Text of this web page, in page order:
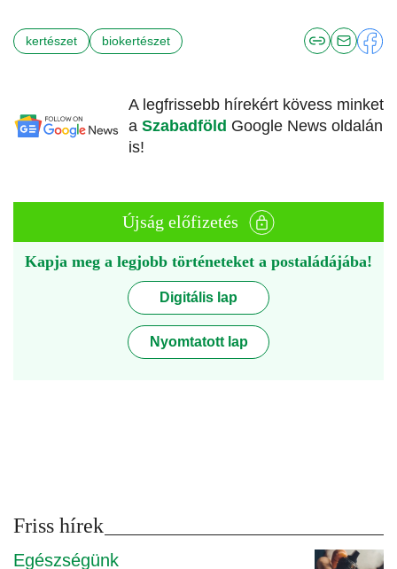
kertészet biokertészet
A legfrissebb hírekért kövess minket
a Szabadföld Google News oldalán
is!
Újság előfizetés
Kapja meg a legjobb történeteket a postaládájába!
Digitális lap
Nyomtatott lap
Friss hírek
Egészségünk